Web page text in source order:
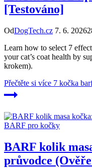
[Testováno]
OdDogTech.cz 7. 6. 2026
Learn how to select 7
your cat’s coat health by
krokem).
Přečtěte si více 7 kočka
BARF pro kočky
BARF kolik
průvodce